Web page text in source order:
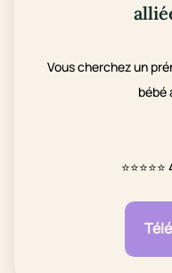
Vous cherchez un
bébé
⭐⭐⭐⭐⭐